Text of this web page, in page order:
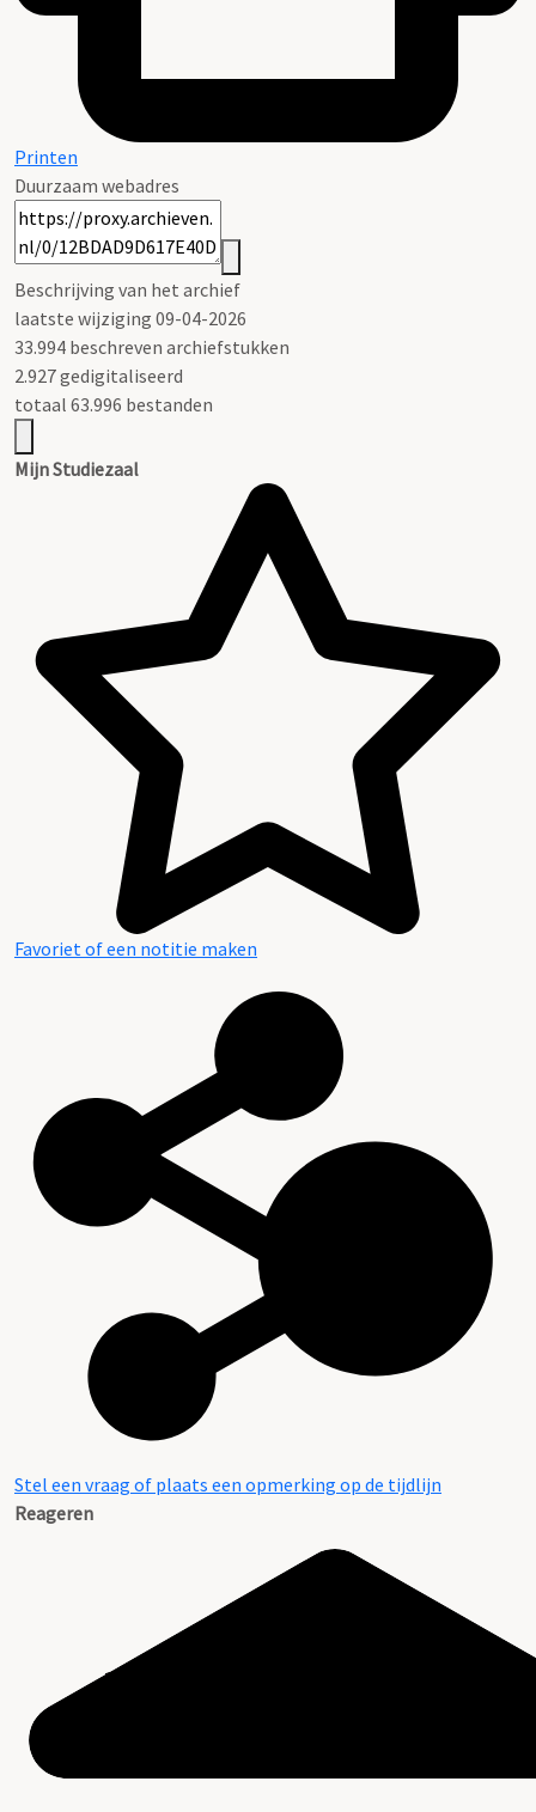
Printen
Duurzaam webadres
Beschrijving van het archief
laatste wijziging 09-04-2026
33.994 beschreven archiefstukken
2.927 gedigitaliseerd
totaal 63.996 bestanden
Mijn Studiezaal
Favoriet of een notitie maken
Stel een vraag of plaats een opmerking op de tijdlijn
Reageren